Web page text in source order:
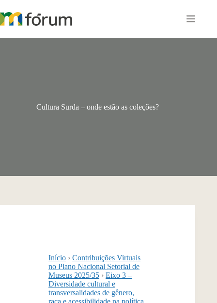
para
o
Cultura Surda – onde estão as coleções?
Início › Contribuições Virtuais
no Plano Nacional Setorial de
Museus 2025/35 › Eixo 3 –
Diversidade cultural e
transversalidades de gênero,
raça e acessibilidade na política